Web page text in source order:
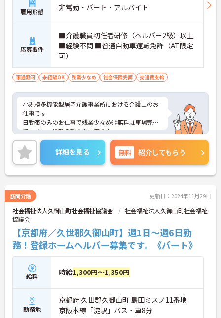
雇用形態 非常勤・パート・アルバイト
応募要件
■介護職員初任者研修（ヘルパー2級）以上
■経験不問 ■普通自動車運転免許（AT限定
可）
車通勤可 未経験OK 残業少なめ 社会保険完備 交通費支給
小規模多機能型居宅介護事業所における介護士のお
仕事です
日勤帯のみのお仕事で残業少なめ◎無料駐車場完備
でマイカー通勤希望の方も安心！
ご興味ある方には、面接対策ポイントなど、さらに
詳細をお話しいたしますのでお気軽にご相談くださ
い！
詳細を見る 無料 紹介してもらう
訪問介護 更新日：2024年11月29日
社会福祉法人久御山町社会福祉協議会
社会福祉法人久御山町社会福祉
協議会
【京都府／久世郡久御山町】週1日～週6日勤
務！登録ホームヘルパー募集です。《パート》
給料 時給1,300円～1,350円
勤務地
京都府 久世郡久御山町 島田ミスノ11番地
京阪本線「淀駅」バス・車8分